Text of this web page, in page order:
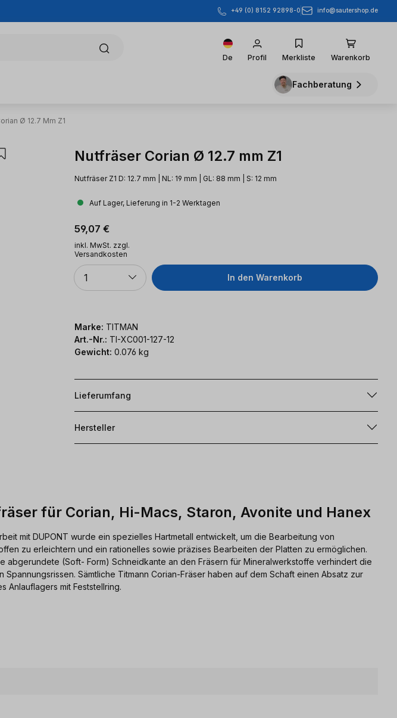
+49 (0) 8152 92898-0 info@sautershop.de
De Profil Merkliste Warenkorb
Fachberatung
Ø 12.7 Mm Z1
Nutfräser Corian Ø 12.7 mm Z1
Nutfräser Z1 D: 12.7 mm | NL: 19 mm | GL: 88 mm | S: 12 mm
Auf Lager, Lieferung in 1-2 Werktagen
Regulärer Preis:
59,07 €
inkl. MwSt. zzgl.
Versandkosten
Anzahl
1 In den Warenkorb
Marke: TITMAN
Art.-Nr.: TI-XC001-127-12
Gewicht: 0.076 kg
Lieferumfang
Hersteller
für Corian, Hi-Macs, Staron, Avonite und Hanex
mit DUPONT wurde ein spezielles Hartmetall entwickelt, um die Bearbeitung von
zu erleichtern und ein rationelles sowie präzises Bearbeiten der Platten zu ermöglichen.
abgerundete (Soft- Form) Schneidkante an den Fräsern für Mineralwerkstoffe verhindert die
Spannungsrissen. Sämtliche Titmann Corian-Fräser haben auf dem Schaft einen Absatz zur
Anlauflagers mit Feststellring.